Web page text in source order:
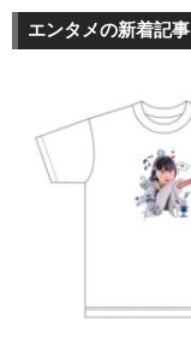
エンタメの新着記事